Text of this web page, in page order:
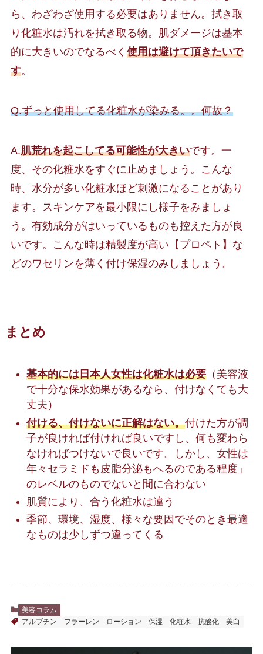
ら、わざわざ使用する必要はありません。拭き取
り化粧水は汚れを拭き取る物。肌ダメージは基本
的に大きいのでなるべく 使用は避けて頂きたいで
す。
Q.ずっと使用してる化粧水が染みる。。何故？
A.肌荒れを起こしてる可能性が大きいです。一
度、その化粧水をすぐに止めましょう。こんな
時、水分が多い化粧水ほど刺激になることがあり
ます。スキンケアを最小限にし様子をみましょ
う。有効成分がはいっているものも控えた方が良
いです。こんな時は精製度が高い【プロペト】な
どのワセリンを薄く付け保湿のみしましょう。
まとめ
基本的には日本人女性は化粧水は必要（美容液
で十分な保水効果があるなら、付けなくても大
丈夫）
付ける、付けないに正解はない。付けた方が調
子が良ければ付ければ良いですし、何も変わら
なければつけないで良いです。しかし、女性は
年々セラミドも皮脂分泌もへるのである程度」
のレベルのものでないと間に合わない
肌質により、合う化粧水は違う
季節、環境、湿度、様々な要因でそのとき最適
なものは少しずつ違ってくる
美容コラム
アルブチン
フラーレン ローション 保湿 化粧水 抗酸化 美白